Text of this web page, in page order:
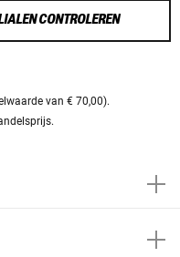
CONTROLEREN
van € 70,00).